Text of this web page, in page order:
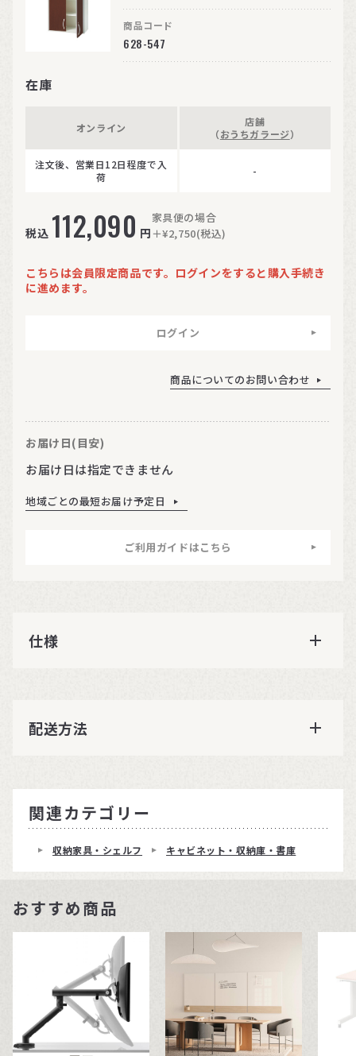
商品コード
628-547
在庫
オンライン
注文後、営業日12日程度で入
荷
店舗
（おうちガラージ）
-
税込 112,090 円
家具便の場合
＋¥2,750(税込)
こちらは会員限定商品です。ログインをすると購入手続き
に進めます。
ログイン
商品についてのお問い合わせ
お届け日(目安)
お届け日は指定できません
地域ごとの最短お届け予定日
ご利用ガイドはこちら
仕様
配送方法
関連カテゴリー
収納家具・シェルフ キャビネット・収納庫・書庫
おすすめ商品